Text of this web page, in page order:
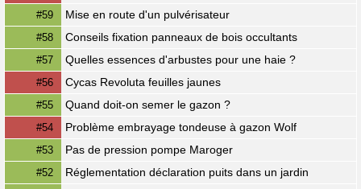
#59 Mise en route d'un pulvérisateur
#58 Conseils fixation panneaux de bois occultants
#57 Quelles essences d'arbustes pour une haie ?
#56 Cycas Revoluta feuilles jaunes
#55 Quand doit-on semer le gazon ?
#54 Problème embrayage tondeuse à gazon Wolf
#53 Pas de pression pompe Maroger
#52 Réglementation déclaration puits dans un jardin